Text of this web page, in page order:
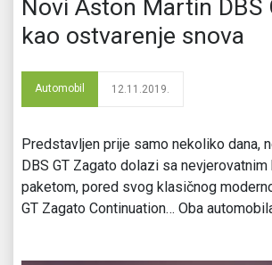
Novi Aston Martin DBS
kao ostvarenje snova
Automobil 12.11.2019.
Predstavljen prije samo nekoliko dana,
DBS GT Zagato dolazi sa
paketom, pored svog klasičnog
GT Zagato Continuation… Oba